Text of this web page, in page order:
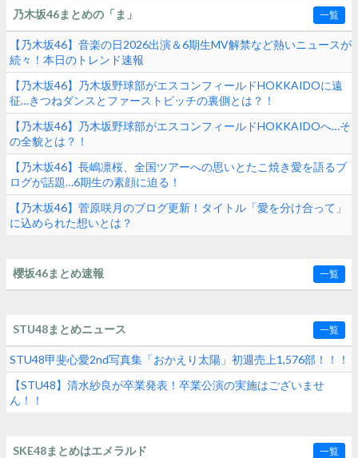
乃木坂46まとめの「ま」 一覧
【乃木坂46】音楽の日2026出演＆6期生MV解禁など熱いニュースが
続々！本日のトレンド速報
【乃木坂46】乃木坂野球部がエスコンフィールドHOKKAIDOに遠
征…きつねダンスとファーストピッチの裏側とは？！
【乃木坂46】乃木坂野球部がエスコンフィールドHOKKAIDOへ…そ
の全貌とは？！
【乃木坂46】長嶋凛桜、全国ツアーへの思いとたこ焼き愛を語るブ
ログが話題…6期生の素顔に迫る！
【乃木坂46】菅原咲月のブログ更新！タイトル「愛を分け合って」
に込められた想いとは？
櫻坂46まとめ速報 一覧
STU48まとめニュース 一覧
STU48甲斐心愛2nd写真集「おかえり太陽」初週売上1,576部！！！
【STU48】清水紗良が卒業発表！卒業公演の実施はございませ
ん！！
SKE48まとめはエメラルド 一覧